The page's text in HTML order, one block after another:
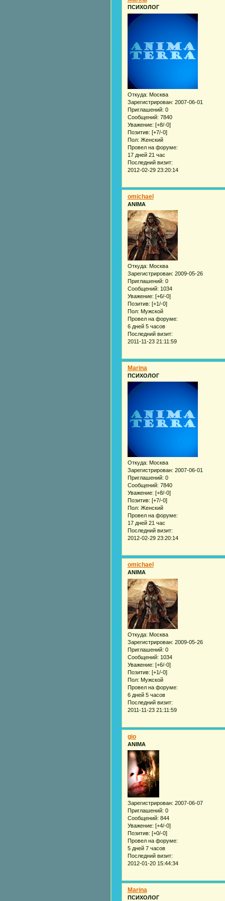
ПСИХОЛОГ
Откуда: Москва
Зарегистрирован: 2007-06-01
Приглашений: 0
Сообщений: 7840
Уважение: [+8/-0]
Позитив: [+7/-0]
Пол: Женский
Провел на форуме:
17 дней 21 час
Последний визит:
2012-02-29 23:20:14
omichael
ANIMA
Откуда: Москва
Зарегистрирован: 2009-05-26
Приглашений: 0
Сообщений: 1034
Уважение: [+6/-0]
Позитив: [+1/-0]
Пол: Мужской
Провел на форуме:
6 дней 5 часов
Последний визит:
2011-11-23 21:11:59
Marina
ПСИХОЛОГ
Откуда: Москва
Зарегистрирован: 2007-06-01
Приглашений: 0
Сообщений: 7840
Уважение: [+8/-0]
Позитив: [+7/-0]
Пол: Женский
Провел на форуме:
17 дней 21 час
Последний визит:
2012-02-29 23:20:14
omichael
ANIMA
Откуда: Москва
Зарегистрирован: 2009-05-26
Приглашений: 0
Сообщений: 1034
Уважение: [+6/-0]
Позитив: [+1/-0]
Пол: Мужской
Провел на форуме:
6 дней 5 часов
Последний визит:
2011-11-23 21:11:59
gio
ANIMA
Зарегистрирован: 2007-06-07
Приглашений: 0
Сообщений: 844
Уважение: [+4/-0]
Позитив: [+0/-0]
Провел на форуме:
5 дней 7 часов
Последний визит:
2012-01-20 15:44:34
Marina
ПСИХОЛОГ